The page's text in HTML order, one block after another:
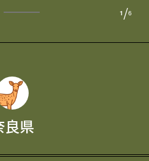
良県
1 /6